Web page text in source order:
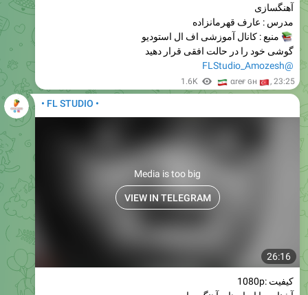
آهنگسازی
مدرس : عارف قهرمانزاده
منبع : کانال آموزشی اف ال استودیو
گوشی خود را در حالت افقی قرار دهید
@FLStudio_Amozesh
1.6K αreғ ɢн , 23:25
• FL STUDIO •
26:16
Media is too big
VIEW IN TELEGRAM
کیفیت :1080p